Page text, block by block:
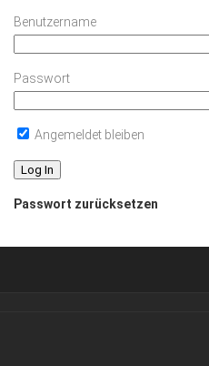
Benutzername
Passwort
Angemeldet bleiben
Passwort zurücksetzen